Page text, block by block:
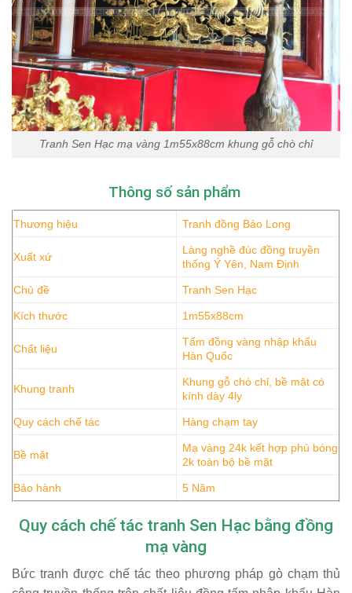
Tranh Sen Hạc mạ vàng 1m55x88cm khung gỗ chò chỉ
Thông số sản phẩm
Thương hiệu Tranh đồng Bảo Long
Xuất xứ
Làng nghề đúc đồng truyền
thống Ý Yên, Nam Định
Chủ đề Tranh Sen Hạc
Kích thước 1m55x88cm
Chất liệu
Tấm đồng vàng nhập khẩu
Hàn Quốc
Khung tranh
Khung gỗ chò chỉ, bề mặt có
kính dày 4ly
Quy cách chế tác Hàng chạm tay
Bề mặt
Mạ vàng 24k kết hợp phủ bóng
2k toàn bộ bề mặt
Bảo hành 5 Năm
Quy cách chế tác tranh Sen Hạc bằng đồng
mạ vàng
Bức tranh được chế tác theo phương pháp gò chạm thủ